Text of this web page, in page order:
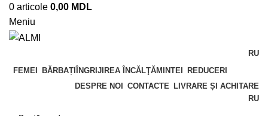
0 articole 0,00 MDL
Meniu
RU
FEMEI
BĂRBAȚI ÎNGRIJIREA ÎNCĂLŢĂMINTEI
REDUCERI
DESPRE NOI CONTACTE LIVRARE ȘI ACHITARE
RU